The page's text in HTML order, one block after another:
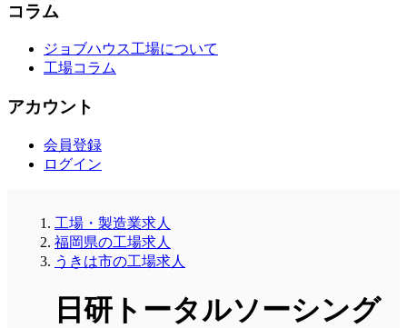
コラム
ジョブハウス工場について
工場コラム
アカウント
会員登録
ログイン
工場・製造業求人
福岡県の工場求人
うきは市の工場求人
日研トータルソーシング